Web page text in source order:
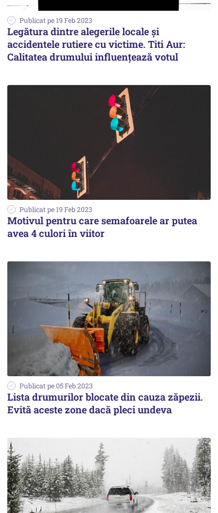
Publicat pe 19 Feb 2023
Legătura dintre alegerile locale și
accidentele rutiere cu victime. Titi Aur:
Calitatea drumului influențează votul
Publicat pe 19 Feb 2023
Motivul pentru care semafoarele ar putea
avea 4 culori în viitor
Publicat pe 05 Feb 2023
Lista drumurilor blocate din cauza zăpezii.
Evită aceste zone dacă pleci undeva